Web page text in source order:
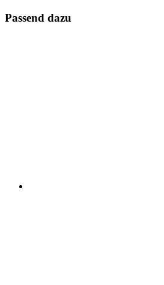
Passend dazu